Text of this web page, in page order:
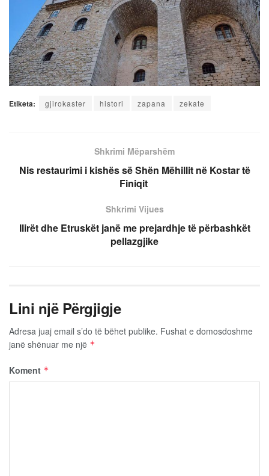
Etiketa: gjirokaster histori zapana zekate
Shkrimi Mëparshëm
Nis restaurimi i kishës së Shën Mëhillit në Kostar të
Finiqit
Shkrimi Vijues
Ilirët dhe Etruskët janë me prejardhje të përbashkët
pellazgjike
Lini një Përgjigje
Adresa juaj email s’do të bëhet publike. Fushat e domosdoshme
janë shënuar me një *
Koment *